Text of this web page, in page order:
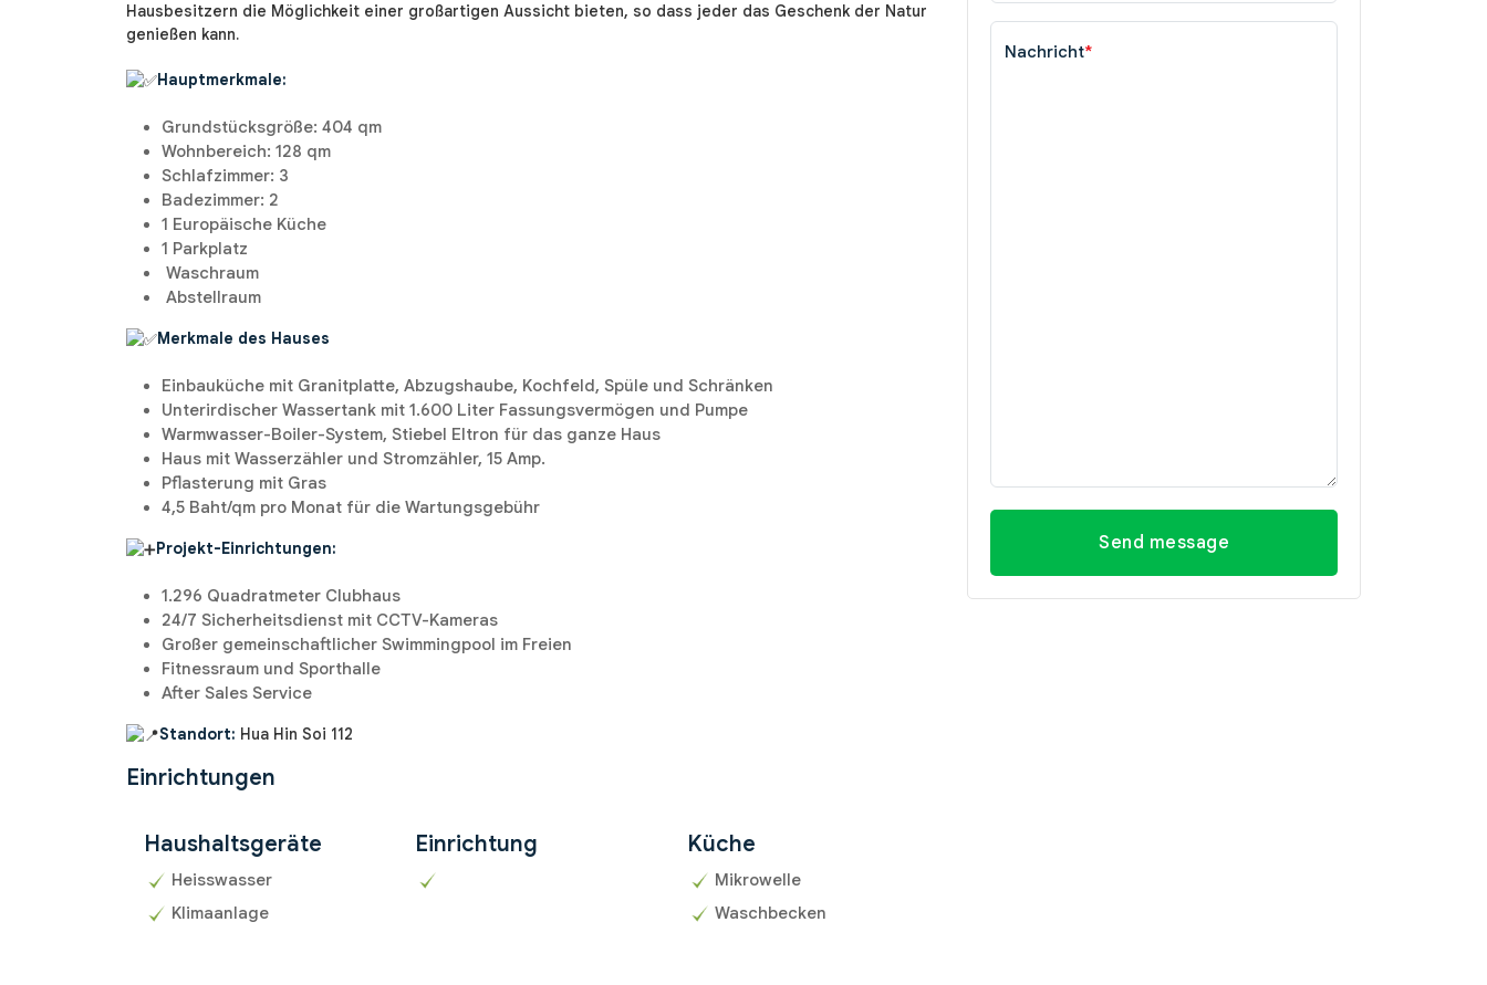
Hausbesitzern die Möglichkeit einer großartigen Aussicht bieten, so dass jeder das Geschenk der Natur
genießen kann.
Hauptmerkmale:
Grundstücksgröße: 404 qm
Wohnbereich: 128 qm
Schlafzimmer: 3
Badezimmer: 2
1 Europäische Küche
1 Parkplatz
Waschraum
Abstellraum
Merkmale des Hauses
Einbauküche mit Granitplatte, Abzugshaube, Kochfeld, Spüle und Schränken
Unterirdischer Wassertank mit 1.600 Liter Fassungsvermögen und Pumpe
Warmwasser-Boiler-System, Stiebel Eltron für das ganze Haus
Haus mit Wasserzähler und Stromzähler, 15 Amp.
Pflasterung mit Gras
4,5 Baht/qm pro Monat für die Wartungsgebühr
Projekt-Einrichtungen:
1.296 Quadratmeter Clubhaus
24/7 Sicherheitsdienst mit CCTV-Kameras
Großer gemeinschaftlicher Swimmingpool im Freien
Fitnessraum und Sporthalle
After Sales Service
Standort: Hua Hin Soi 112
Einrichtungen
Haushaltsgeräte
Heisswasser
Klimaanlage
Einrichtung Küche
Mikrowelle
Waschbecken
Nachricht*
Send message